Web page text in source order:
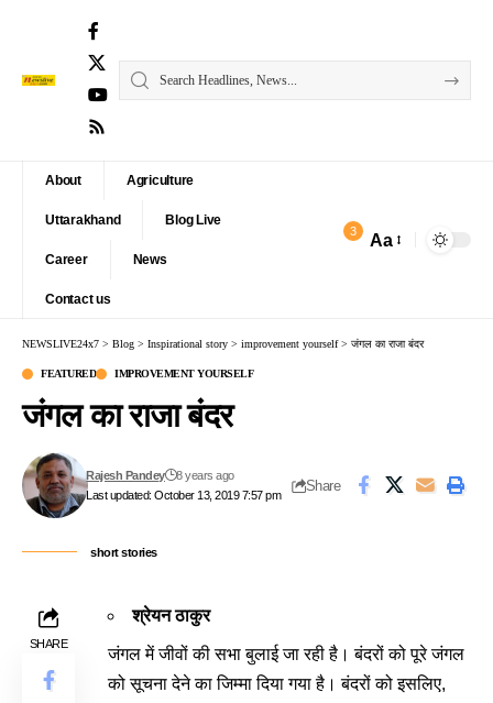
About Agriculture
Uttarakhand Blog Live
Career News
Contact us
3 Aa
NEWSLIVE24x7 > Blog > Inspirational story > improvement yourself> जंगल का राजा बंदर
FEATURED IMPROVEMENT YOURSELF
जंगल का राजा बंदर
Last updated: October 13, 2019 7:57 pm
Rajesh Pandey 8 years ago
Share
short stories
SHARE
श्रेयन ठाकुर
जंगल में जीवों की सभा बुलाई जा रही है। बंदरों को पूरे जंगल
को सूचना देने का जिम्मा दिया गया है। बंदरों को इसलिए,